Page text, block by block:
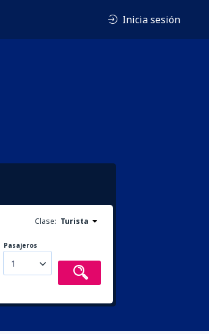
Inicia sesión
Clase: Turista
Pasajeros
1